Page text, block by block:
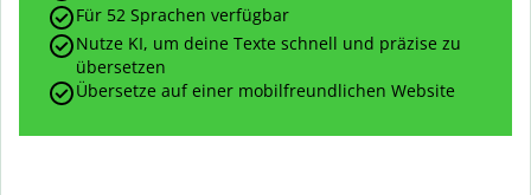
Für 52 Sprachen verfügbar
Nutze KI, um deine Texte schnell und präzise zu
übersetzen
Übersetze auf einer mobilfreundlichen Website